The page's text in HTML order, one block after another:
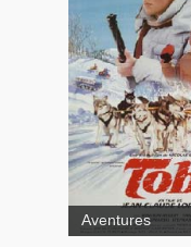
McTeague
Aventures